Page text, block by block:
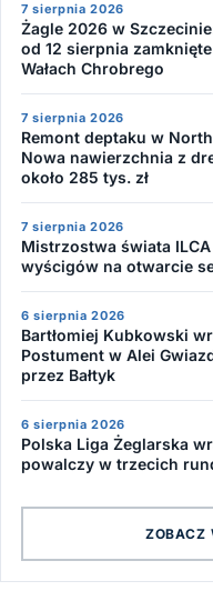
7 sierpnia 2026
Żagle 2026 w
od 12 sierpnia
Wałach Chrobrego
7 sierpnia 2026
Remont deptaku w
Nowa nawierzchnia z
około 285 tys. zł
7 sierpnia 2026
Mistrzostwa świata
wyścigów na otwarcie
6 sierpnia 2026
Bartłomiej Kubkowski
Postument w Alei
przez Bałtyk
6 sierpnia 2026
Polska Liga Żeglarska
powalczy w trzecich
ZOBACZ